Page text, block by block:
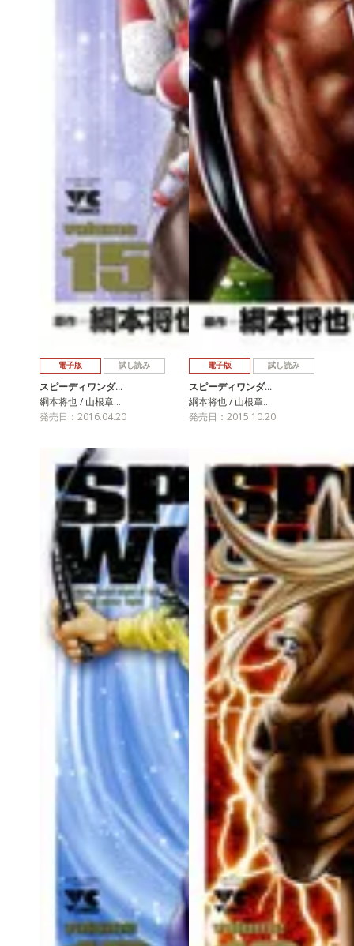
電子版 試し読み
スピーディワンダ…
綱本将也 / 山根章…
発売日：2016.04.20
電子版 試し読み
スピーディワンダ…
綱本将也 / 山根章…
発売日：2015.10.20